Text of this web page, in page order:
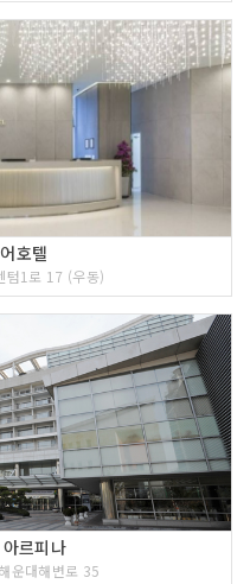
호텔
텀1로 17 (우동)
르피나
운대해변로 35